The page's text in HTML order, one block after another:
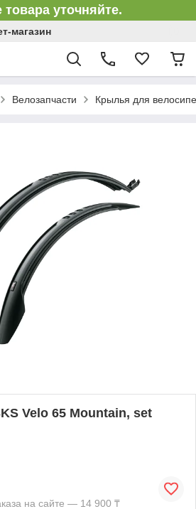
товара уточняйте.
магазин
Велозапчасти Крылья для
Velo 65 Mountain, set
на сайте — 14 900 ₸